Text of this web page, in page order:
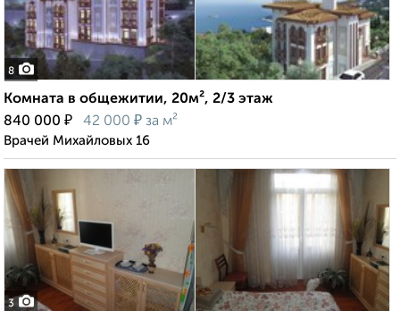
8
Комната в общежитии, 20м², 2/3 этаж
840 000 ₽ 42 000 ₽ за м²
Врачей Михайловых 16
3